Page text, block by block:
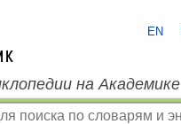
EN
на Академике